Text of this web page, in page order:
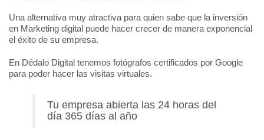
Una alternativa muy atractiva para quien sabe que la inversión
en Marketing digital puede hacer crecer de manera exponencial
el éxito de su empresa.
En Dédalo Digital tenemos fotógrafos certificados por Google
para poder hacer las visitas virtuales.
Tu empresa abierta las 24 horas del
día 365 días al año